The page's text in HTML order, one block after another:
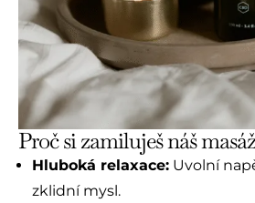
Proč si zamiluješ náš
Hluboká relaxace: Uvolní
zklidní mysl.